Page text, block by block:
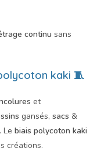
continu sans
kaki 🧵
et
gansés,sacs &
. Lebiais polycoton kaki
créations.